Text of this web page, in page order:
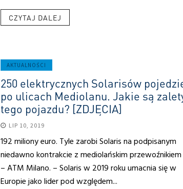
CZYTAJ DALEJ
AKTUALNOŚCI
250 elektrycznych Solarisów
po ulicach Mediolanu. Jakie są
tego pojazdu? [ZDJĘCIA]
LIP 10, 2019
192 miliony euro. Tyle zarobi Solaris na podpisanym
niedawno kontrakcie z mediolańskim przewoźnikiem
– ATM Milano. – Solaris w 2019 roku umacnia się w
Europie jako lider pod względem...